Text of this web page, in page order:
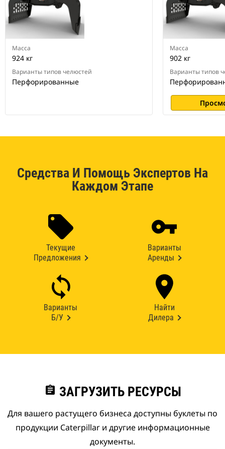
Масса
924 кг
Варианты типов челюстей
Перфорированные
Масса
902 кг
Варианты типов
Средства И Помощь Экспертов На
Каждом Этапе
Текущие
Предложения
Варианты
Аренды
Варианты
Б/У
Найти
Дилера
assignment ЗАГРУЗИТЬ РЕСУРСЫ
Для вашего растущего бизнеса доступны буклеты по
продукции Caterpillar и другие информационные
документы.